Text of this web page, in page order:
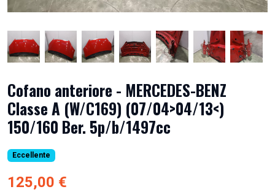
Cofano anteriore - MERCEDES-BENZ
Classe A (W/C169) (07/04>04/13<)
150/160 Ber. 5p/b/1497cc
Eccellente
125,00 €